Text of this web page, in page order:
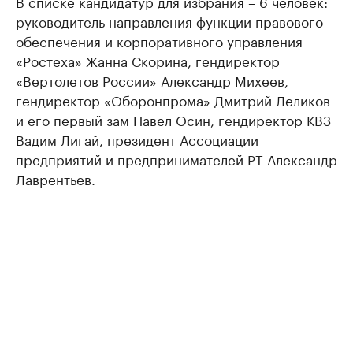
руководитель направления функции правового
обеспечения и корпоративного управления
«Ростеха» Жанна Скорина, гендиректор
«Вертолетов России» Александр Михеев,
гендиректор «Оборонпрома» Дмитрий Леликов
и его первый зам Павел Осин, гендиректор КВЗ
Вадим Лигай, президент Ассоциации
предприятий и предпринимателей РТ Александр
Лаврентьев.